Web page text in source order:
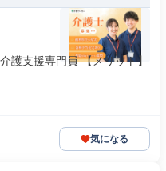
護支援専門員 【メリット】
気になる